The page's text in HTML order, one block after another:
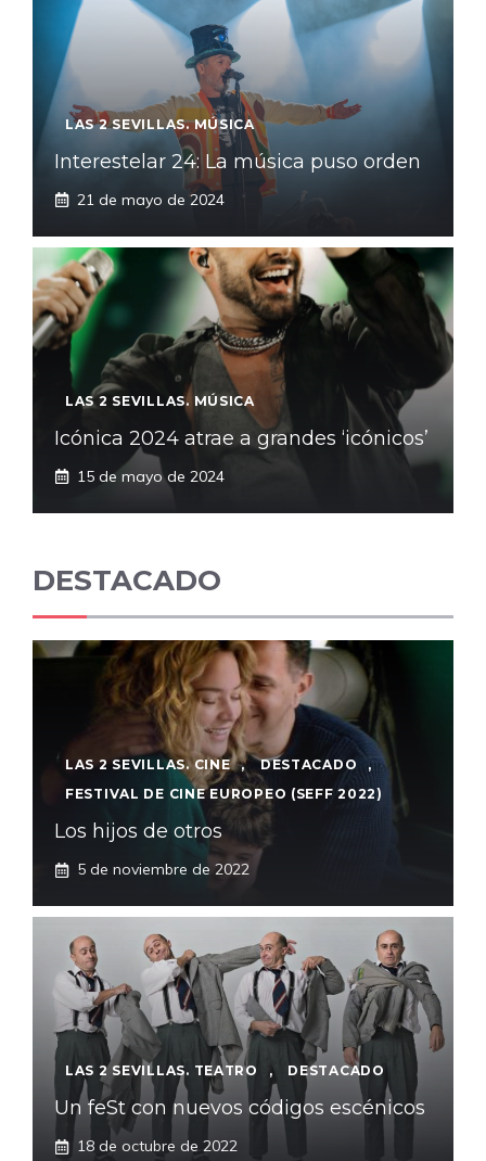
LAS 2 SEVILLAS. MÚSICA
Interestelar 24: La música puso orden
21 de mayo de 2024
LAS 2 SEVILLAS. MÚSICA
Icónica 2024 atrae a grandes ‘icónicos’
15 de mayo de 2024
DESTACADO
LAS 2 SEVILLAS. CINE , DESTACADO
,
FESTIVAL DE CINE EUROPEO (SEFF 2022)
Los hijos de otros
5 de noviembre de 2022
LAS 2 SEVILLAS. TEATRO , DESTACADO
Un feSt con nuevos códigos escénicos
18 de octubre de 2022